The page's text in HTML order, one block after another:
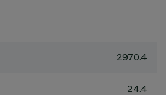
2970.4
24.4